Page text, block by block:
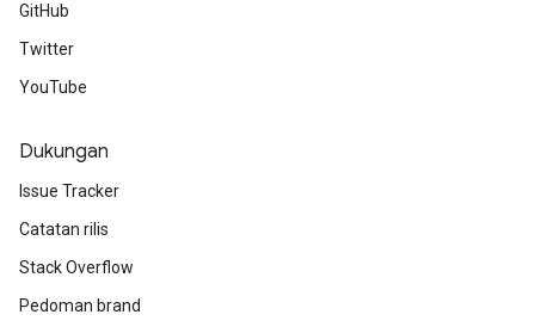
GitHub
Twitter
YouTube
Dukungan
Issue Tracker
Catatan rilis
Stack Overflow
Pedoman brand